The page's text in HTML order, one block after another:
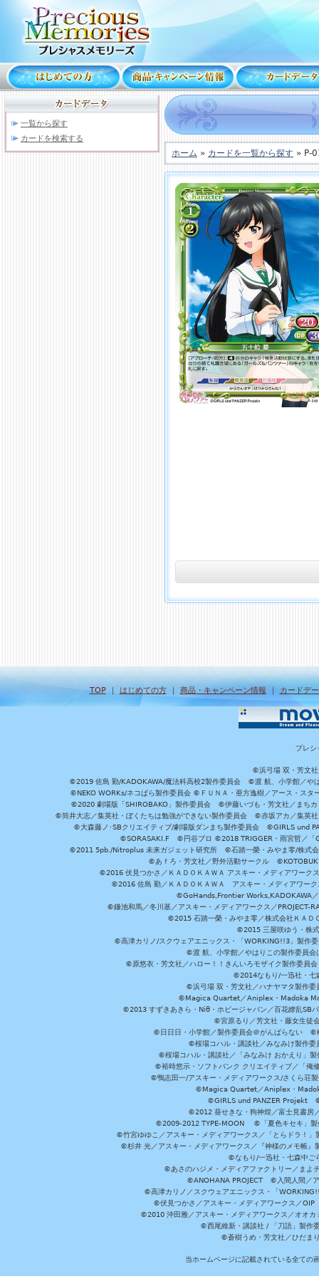
一覧から探す
カードを検索する
ホーム » カードを一覧から探す » P-
TOP｜ はじめての方｜ 商品・キャンペーン情報 ｜ カードデ
プレシ
©浜弓場 双・芳文社
©2019 佐島 勤/KADOKAWA/魔法科高校2製作委員会 ©渡 航、小学館／や
©NEKO WORKs/ネコぱら製作委員会 ©ＦＵＮＡ・亜方逸樹／アース・ス
©2020 劇場版「SHIROBAKO」製作委員会 ©伊藤いづも・芳文社／まち
©筒井大志／集英社・ぼくたちは勉強ができない製作委員会 ©赤坂アカ／集英
©大森藤ノ･SBクリエイティブ/劇場版ダンまち製作委員会 ©GIRLS und
©SORASAKI.F ©円谷プロ ©2018 TRIGGER・雨宮哲／
©2011 5pb./Nitroplus 未来ガジェット研究所 ©石踏一榮・みやま零/株式
©あｆろ・芳文社／野外活動サークル
©2016 伏見つかさ／ＫＡＤＯＫＡＷＡ アスキー・メディアワー
©2016 佐島 勤／ＫＡＤＯＫＡＷＡ アスキー・メディアワ
©GoHands,Frontier Works,KADOKAWA
©鎌池和馬／冬川基／アスキー・メディアワークス／
©2015 石踏一榮・みやま零／株式会社ＫＡＤ
©2015 三屋咲ゆう・株
©高津カリノ/スクウェアエニックス・「WORKING!!3」製作
©渡 航、小学館／やはりこの製作委員
©原悠衣・芳文社／ハロー！！きんいろモザイク製作委員
©2014なもり/一迅社・
©浜弓場 双・芳文社／ハナヤマタ製作
©Magica Quartet／Aniplex・Madoka
©2013 すずきあきら・Niθ・ホビージャパン／百花繚乱
©宮原るり／芳文社・藤女生徒
©日日日・小学館／製作委員会＠がんばらない
©桜場コハル・講談社／みなみけ製作
©桜場コハル・講談社／「みなみけ おかえり」
©裕時悠示・ソフトバンク クリエイティブ／「
©鴨志田一/アスキー・メディアワークス/さく
©Magica Quartet／Aniplex・
©GIRLS und PANZER Projekt ©
©2012 葵せきな・狗神煌／富士見書
©2009-2012 TYPE-MOON ©「夏色キセキ」製
©竹宮ゆゆこ／アスキー・メディアワークス／「とらドラ！
©杉井 光／アスキー・メディアワークス／『神様のメモ帳
©なもり/一迅社・七森中
©あさのハジメ・メディアファクトリー／ま
©ANOHANA PROJECT ©入間人間／ア
©高津カリノ／スクウェアエニックス・「
©伏見つかさ／アスキー・メディアワークス／
©2010 沖田雅／アスキー・メディアワークス／オオ
©西尾維新・講談社 / 「刀語」製作
©蒼樹うめ・芳文社／ひだま
当ホームページに記載されている全ての